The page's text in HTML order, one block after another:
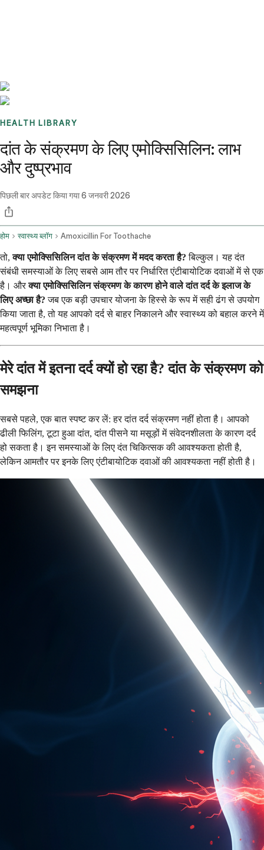
HEALTH LIBRARY
दांत के संक्रमण के लिए एमोक्सिसिलिन: लाभ
और दुष्प्रभाव
पिछली बार अपडेट किया गया6 जनवरी 2026
होम स्वास्थ्य ब्लॉग Amoxicillin For Toothache
तो,क्या एमोक्सिसिलिन दांत के संक्रमण में मदद करता है? बिल्कुल। यह दंत
संबंधी समस्याओं के लिए सबसे आम तौर पर निर्धारित एंटीबायोटिक दवाओं में से एक
है। औरक्या एमोक्सिसिलिन संक्रमण के कारण होने वाले दांत दर्द के इलाज के
लिए अच्छा है? जब एक बड़ी उपचार योजना के हिस्से के रूप में सही ढंग से उपयोग
किया जाता है, तो यह आपको दर्द से बाहर निकालने और स्वास्थ्य को बहाल करने में
महत्वपूर्ण भूमिका निभाता है।
मेरे दांत में इतना दर्द क्यों हो रहा है? दांत के संक्रमण को
समझना
सबसे पहले, एक बात स्पष्ट कर लें: हर दांत दर्द संक्रमण नहीं होता है। आपको
ढीली फिलिंग, टूटा हुआ दांत, दांत पीसने या मसूड़ों में संवेदनशीलता के कारण दर्द
हो सकता है। इन समस्याओं के लिए दंत चिकित्सक की आवश्यकता होती है,
लेकिन आमतौर पर इनके लिए एंटीबायोटिक दवाओं की आवश्यकता नहीं होती है।